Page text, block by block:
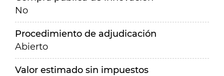
No
Procedimiento de adjudicación
Abierto
Valor estimado sin impuestos